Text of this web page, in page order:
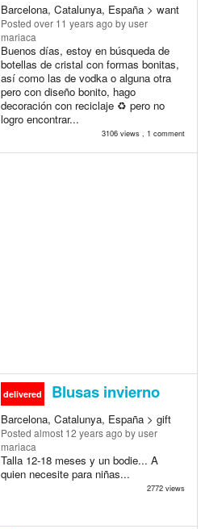
Barcelona, Catalunya, España > want
Posted over 11 years ago by user
mariaca
Buenos días, estoy en búsqueda de
botellas de cristal con formas bonitas,
así como las de vodka o alguna otra
pero con diseño bonito, hago
decoración con reciclaje ♻ pero no
logro encontrar...
3106 views , 1 comment
delivered Blusas invierno
Barcelona, Catalunya, España > gift
Posted almost 12 years ago by user
mariaca
Talla 12-18 meses y un bodie... A
quien necesite para niñas...
2772 views